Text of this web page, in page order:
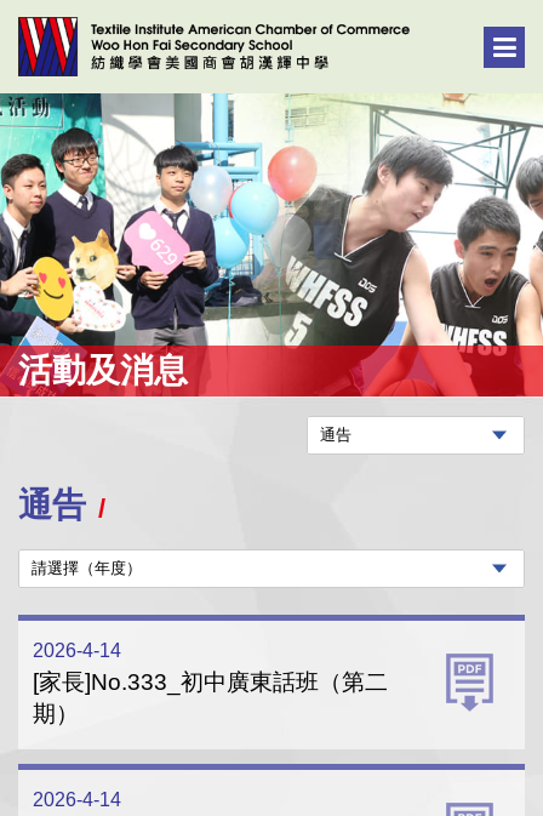
活動及消息
通告
2026-4-14
[家長]No.333_初中廣東話班（第二
期）
2026-4-14